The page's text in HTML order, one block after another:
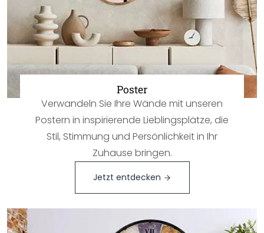
Poster
Verwandeln Sie Ihre Wände mit unseren
Postern in inspirierende Lieblingsplätze, die
Stil, Stimmung und Persönlichkeit in Ihr
Zuhause bringen.
Jetzt entdecken